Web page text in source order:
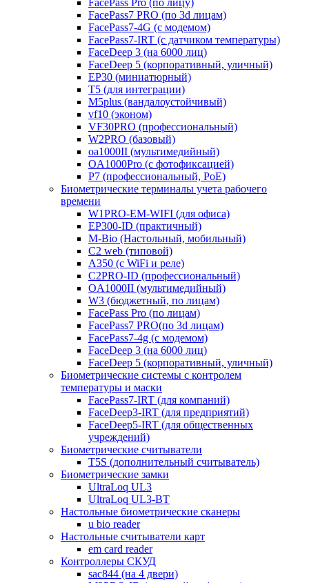
FacePass7 PRO (по 3d лицам)
FacePass7-4G (с модемом)
FacePass7-IRT (с датчиком температуры)
FaceDeep 3 (на 6000 лиц)
FaceDeep 5 (корпоративный, уличный)
EP30 (миниатюрный)
T5 (для интеграции)
M5plus (вандалоустойчивый)
vf10 (эконом)
VF30PRO (профессиональный)
W2PRO (базовый)
oa1000II (мультимедийный)
OA1000Pro (с фотофиксацией)
P7 (профессиональный, PoE)
Биометрические терминалы учета рабочего
времени
W1PRO-EM-WIFI (для офиса)
EP300-ID (практичный)
M-Bio (Настольный, мобильный)
С2 web (типовой)
A350 (с WiFi и реле)
C2PRO-ID (профессиональный)
OA1000II (мультимедийный)
W3 (бюджетный, по лицам)
FacePass Pro (по лицам)
FacePass7 PRO(по 3d лицам)
FacePass7-4g (с модемом)
FaceDeep 3 (на 6000 лиц)
FaceDeep 5 (корпоративный, уличный)
Биометрические системы с контролем
температуры и маски
FacePass7-IRT (для компаний)
FaceDeep3-IRT (для предприятий)
FaceDeep5-IRT (для общественных
учреждений)
Биометрические считыватели
T5S (дополнительный считыватель)
Биометрические замки
UltraLoq UL3
UltraLoq UL3-BT
Настольные биометрические сканеры
u bio reader
Настольные считыватели карт
em card reader
Контроллеры СКУД
sac844 (на 4 двери)